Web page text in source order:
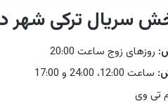
سریال ترکی شهر
روزهای زوج ساعت 20:00
ساعت 12:00، 24:00 و 17:00
تی وی